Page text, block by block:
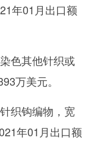
年01月出口额
色其他针织或
万美元。
织钩编物，宽
年01月出口额